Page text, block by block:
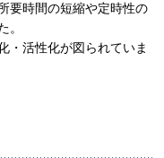
要時間の短縮や定時性の
。
・活性化が図られていま